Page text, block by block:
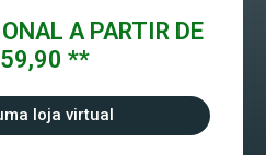
A PARTIR DE
**
loja virtual